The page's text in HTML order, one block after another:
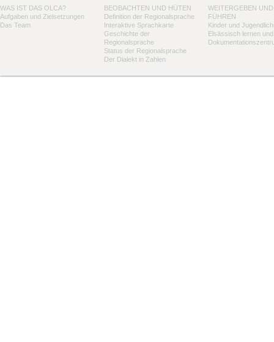
WAS IST DAS OLCA?
Aufgaben und Zielsetzungen
Das Team
BEOBACHTEN UND HÜTEN
Definition der Regionalsprache
Interaktive Sprachkarte
Geschichte der
Regionalsprache
Status der Regionalsprache
Der Dialekt in Zahlen
WEITERGEBEN UND
FÜHREN
Kinder und
Elsässisch lernen